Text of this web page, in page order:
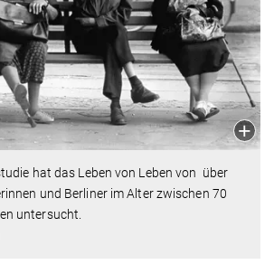
hat das Leben von Leben von über
und Berliner im Alter zwischen 70
untersucht.